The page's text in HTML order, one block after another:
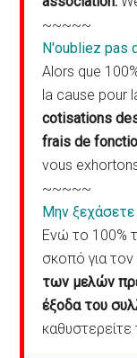
~~~~~
N'oubliez pas
Alors que
la cause pour
cotisations
frais de
vous
~~~~~
Μην
Ενώ το 100%
σκοπό για
των μελών
έξοδα του
καθυστερείτε